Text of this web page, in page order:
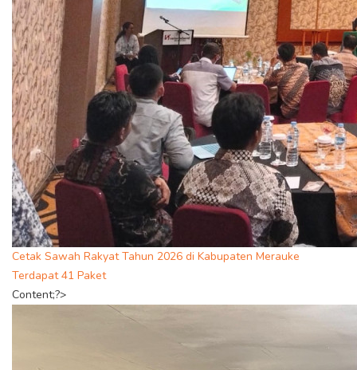
Cetak Sawah Rakyat Tahun 2026 di Kabupaten Merauke
Terdapat 41 Paket
Content;?>